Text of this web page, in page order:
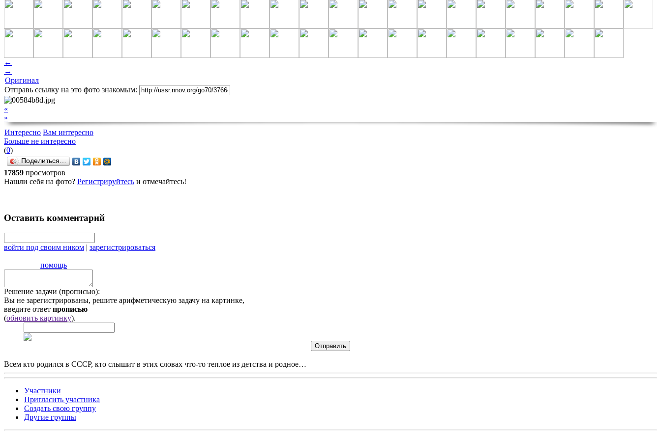
←
→
Оригинал
Отправь ссылку на это фото знакомым:
«
»
Интересно Вам интересно
Больше не интересно
(0)
Поделиться…
17859 просмотров
Нашли себя на фото? Регистрируйтесь и отмечайтесь!
Оставить комментарий
войти под своим ником | зарегистрироваться
помощь
Решение задачи (прописью):
Вы не зарегистрированы, решите арифметическую задачу на картинке,
введите ответ прописью
(обновить картинку).
Всем кто родился в СССР, кто слышит в этих словах что-то теплое из детства и родное…
Участники
Пригласить участника
Создать свою группу
Другие группы